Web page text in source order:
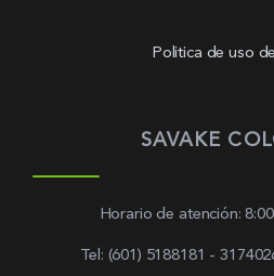
Politica de uso
SAVAKE
Horario de atención:
Tel: (601) 5188181 -